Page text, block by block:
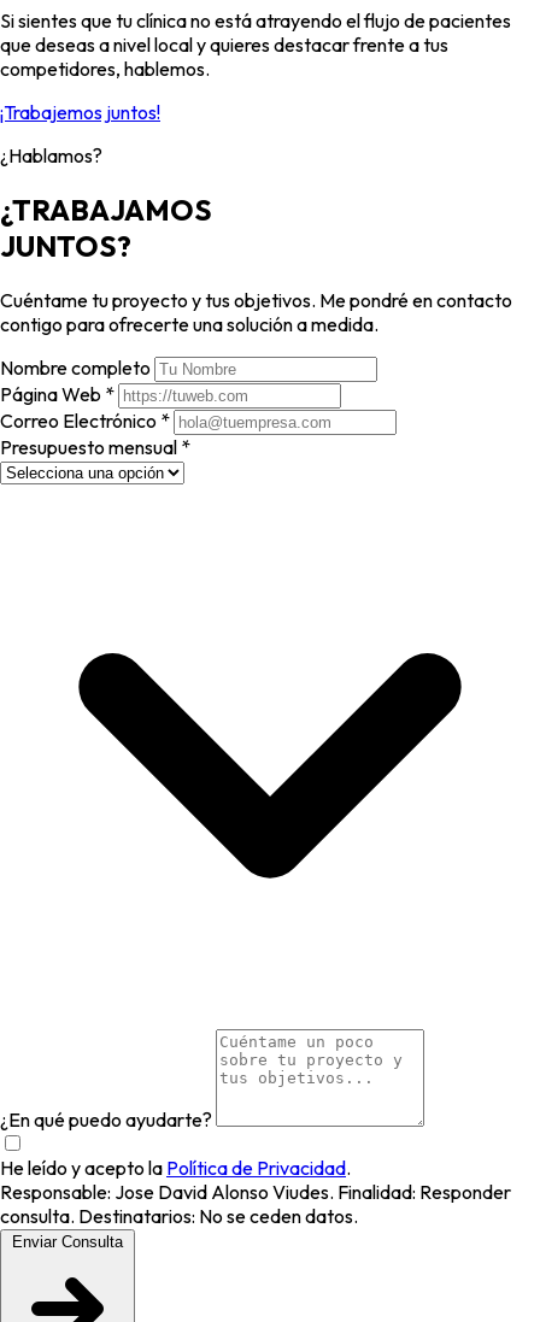
Si sientes que tu clínica no está atrayendo el flujo de pacientes
que deseas a nivel local y quieres destacar frente a tus
competidores, hablemos.
¡Trabajemos juntos!
¿Hablamos?
¿TRABAJAMOS
JUNTOS?
Cuéntame tu proyecto y tus objetivos. Me pondré en contacto
contigo para ofrecerte una solución a medida.
Nombre completo
Página Web *
Correo Electrónico *
Presupuesto mensual *
¿En qué puedo ayudarte?
He leído y acepto la Política de Privacidad.
Responsable: Jose David Alonso Viudes. Finalidad: Responder
consulta. Destinatarios: No se ceden datos.